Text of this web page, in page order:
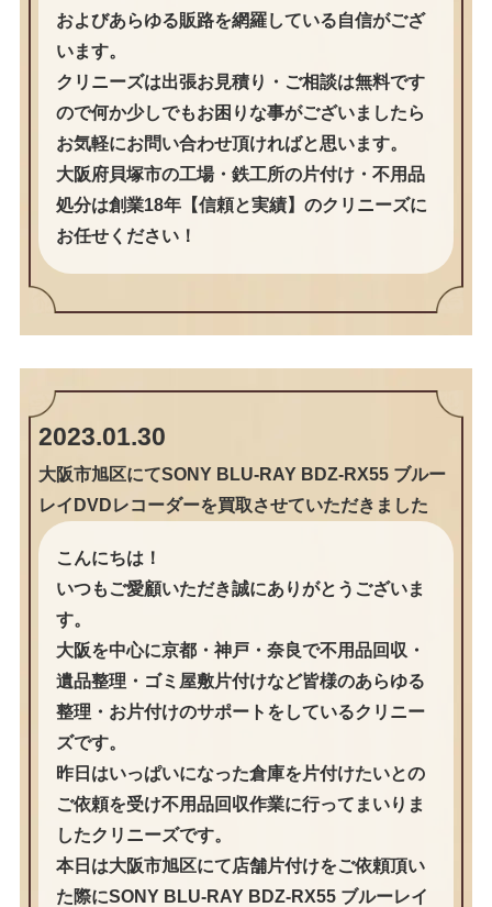
およびあらゆる販路を網羅している自信がござ
います。
クリニーズは出張お見積り・ご相談は無料です
ので何か少しでもお困りな事がございましたら
お気軽にお問い合わせ頂ければと思います。
大阪府貝塚市の工場・鉄工所の片付け・不用品
処分は創業18年【信頼と実績】のクリニーズに
お任せください！
2023.01.30
大阪市旭区にてSONY BLU-RAY BDZ-RX55 ブルー
レイDVDレコーダーを買取させていただきました
こんにちは！
いつもご愛顧いただき誠にありがとうございま
す。
大阪を中心に京都・神戸・奈良で不用品回収・
遺品整理・ゴミ屋敷片付けなど皆様のあらゆる
整理・お片付けのサポートをしているクリニー
ズです。
昨日はいっぱいになった倉庫を片付けたいとの
ご依頼を受け不用品回収作業に行ってまいりま
したクリニーズです。
本日は大阪市旭区にて店舗片付けをご依頼頂い
た際にSONY BLU-RAY BDZ-RX55 ブルーレイ